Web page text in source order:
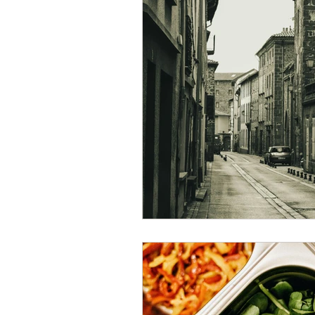
Humeurs Scènes
Lecture musicale
Offre spéciale Livre
Nouvelle parution